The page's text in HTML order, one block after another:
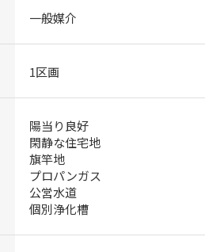
一般媒介
1区画
陽当り良好
閑静な住宅地
旗竿地
プロパンガス
公営水道
個別浄化槽